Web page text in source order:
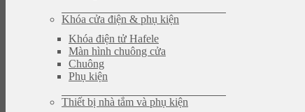
Khóa cửa điện & phụ kiện
Khóa điện tử Hafele
Màn hình chuông cửa
Chuông
Phụ kiện
Thiết bị nhà tắm và phụ kiện